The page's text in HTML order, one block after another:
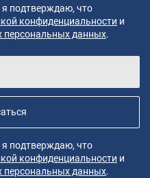
подтверждаю, что
конфиденциальности и
персональных данных.
подтверждаю, что
конфиденциальности и
персональных данных.